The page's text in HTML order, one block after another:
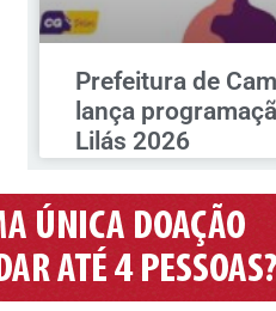
Prefeitura de
lança
Lilás 2026